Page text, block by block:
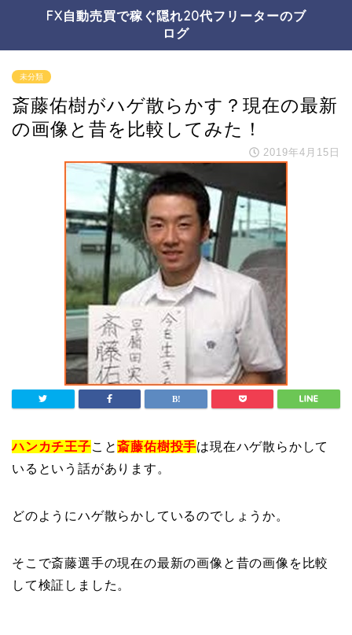
FX自動売買で稼ぐ隠れ20代フリーターのブ
ログ
未分類
斎藤佑樹がハゲ散らかす？現在の最新
の画像と昔を比較してみた！
2019年4月15日
ハンカチ王子こと斎藤佑樹投手は現在ハゲ散らかして
いるという話があります。
どのようにハゲ散らかしているのでしょうか。
そこで斎藤選手の現在の最新の画像と昔の画像を比較
して検証しました。